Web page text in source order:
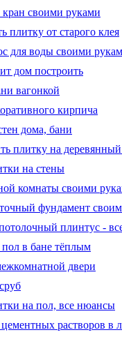
своими руками
плитку от старого клея
для воды своими
дом построить
вагонкой
кирпича
дома, бани
плитку на
на стены
комнаты своими
фундамент
плинтус -
пол в бане тёплым
двери
на пол, все нюансы
растворов в